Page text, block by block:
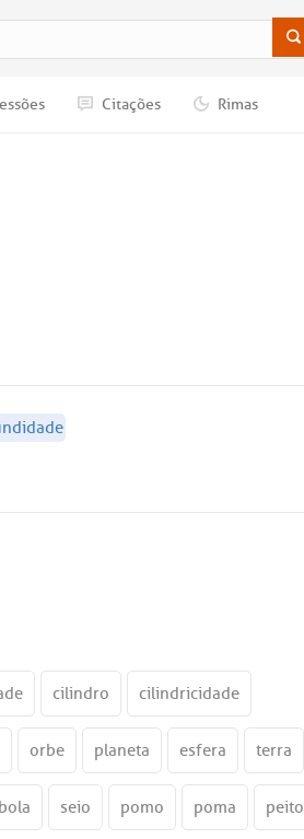
Citações Rimas
cilindro cilindricidade
orbe planeta esfera terra
seio pomo poma peito